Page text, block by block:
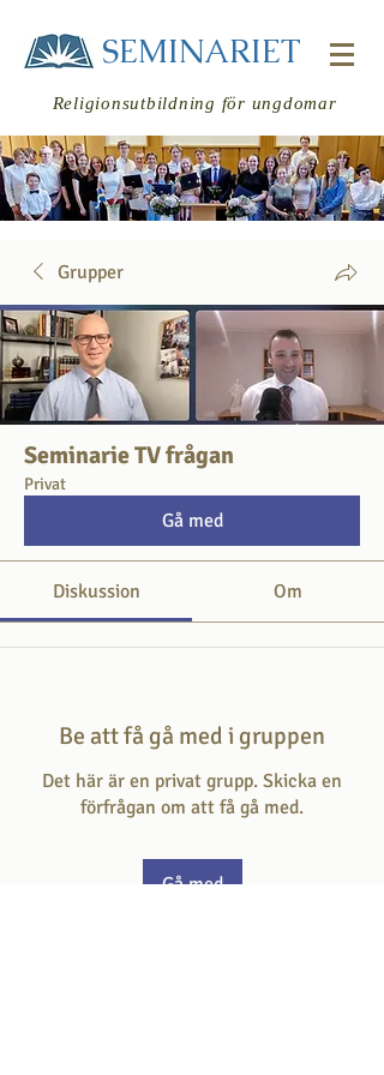
SEMINARIET
Religionsutbildning för ungdomar
Grupper
Seminarie TV frågan
Privat
Gå med
Diskussion Om
Be att få gå med i gruppen
Det här är en privat grupp. Skicka en
förfrågan om att få gå med.
Gå med